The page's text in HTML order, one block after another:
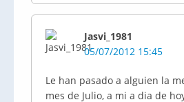
Jasvi_1981
05/07/2012 15:45
Le han pasado a alguien la
mes de Julio, a mi a dia de